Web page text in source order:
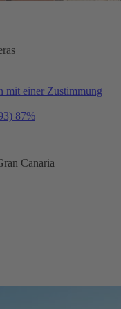
mit einer Zustimmung
87%
Canaria